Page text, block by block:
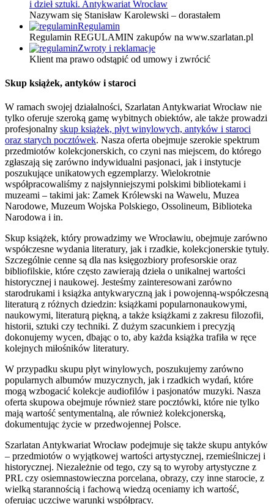
i dzieł sztuki. Antykwariat Wrocław
Nazywam się Stanisław Karolewski – dorastałem
Regulamin
Regulamin REGULAMIN zakupów na www.szarlatan.pl
Zwroty i reklamacje
Klient ma prawo odstąpić od umowy i zwrócić
Skup książek, antyków i staroci
W ramach swojej działalności, Szarlatan Antykwariat Wrocław nie
tylko oferuje szeroką gamę wybitnych obiektów, ale także prowadzi
profesjonalny skup książek, płyt winylowych, antyków i staroci
oraz starych pocztówek. Nasza oferta obejmuje szerokie spektrum
przedmiotów kolekcjonerskich, co czyni nas miejscem, do którego
zgłaszają się zarówno indywidualni pasjonaci, jak i instytucje
poszukujące unikatowych egzemplarzy. Wielokrotnie
współpracowaliśmy z najsłynniejszymi polskimi bibliotekami i
muzeami – takimi jak: Zamek Królewski na Wawelu, Muzea
Narodowe, Muzeum Wojska Polskiego, Ossolineum, Biblioteka
Narodowa i in.
Skup książek, który prowadzimy we Wrocławiu, obejmuje zarówno
współczesne wydania literatury, jak i rzadkie, kolekcjonerskie tytuły.
Szczególnie cenne są dla nas księgozbiory profesorskie oraz
bibliofilskie, które często zawierają dzieła o unikalnej wartości
historycznej i naukowej. Jesteśmy zainteresowani zarówno
starodrukami i książka antykwaryczną jak i powojenną-współczesną
literaturą z różnych dziedzin: książkami popularnonaukowymi,
naukowymi, literaturą piękną, a także książkami z zakresu filozofii,
historii, sztuki czy techniki. Z dużym szacunkiem i precyzją
dokonujemy wycen, dbając o to, aby każda książka trafiła w ręce
kolejnych miłośników literatury.
W przypadku skupu płyt winylowych, poszukujemy zarówno
popularnych albumów muzycznych, jak i rzadkich wydań, które
mogą wzbogacić kolekcje audiofilów i pasjonatów muzyki. Nasza
oferta skupowa obejmuje również stare pocztówki, które nie tylko
mają wartość sentymentalną, ale również kolekcjonerską,
dokumentując życie w przedwojennej Polsce.
Szarlatan Antykwariat Wrocław podejmuje się także skupu antyków
– przedmiotów o wyjątkowej wartości artystycznej, rzemieślniczej i
historycznej. Niezależnie od tego, czy są to wyroby artystyczne z
PRL czy osiemnastowieczna porcelana, obrazy, czy inne starocie, z
wielką starannością i fachową wiedzą oceniamy ich wartość,
oferując uczciwe warunki współpracy.